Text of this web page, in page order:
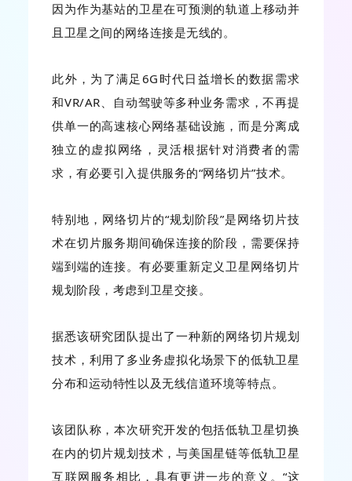
因为作为基站的卫星在可预测的轨道上移动并
且卫星之间的网络连接是无线的。
此外，为了满足6G时代日益增长的数据需求
和VR/AR、自动驾驶等多种业务需求，不再提
供单一的高速核心网络基础设施，而是分离成
独立的虚拟网络，灵活根据针对消费者的需
求，有必要引入提供服务的“网络切片”技术。
特别地，网络切片的“规划阶段”是网络切片技
术在切片服务期间确保连接的阶段，需要保持
端到端的连接。有必要重新定义卫星网络切片
规划阶段，考虑到卫星交接。
据悉该研究团队提出了一种新的网络切片规划
技术，利用了多业务虚拟化场景下的低轨卫星
分布和运动特性以及无线信道环境等特点。
该团队称，本次研究开发的包括低轨卫星切换
在内的切片规划技术，与美国星链等低轨卫星
互联网服务相比，具有更进一步的意义。“这